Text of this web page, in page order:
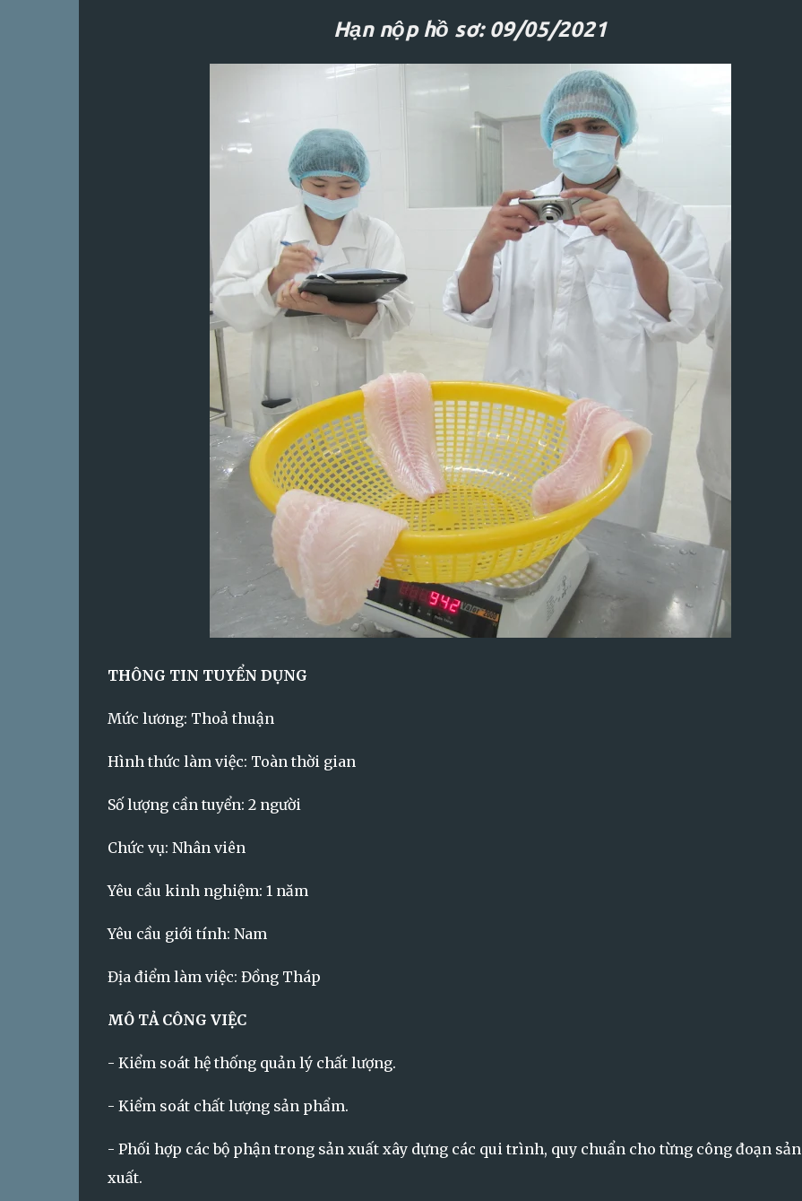
Hạn nộp hồ sơ: 09/05/2021
THÔNG TIN TUYỂN DỤNG
Mức lương: Thoả thuận
Hình thức làm việc: Toàn thời gian
Số lượng cần tuyển: 2 người
Chức vụ: Nhân viên
Yêu cầu kinh nghiệm: 1 năm
Yêu cầu giới tính: Nam
Địa điểm làm việc: Đồng Tháp
MÔ TẢ CÔNG VIỆC
- Kiểm soát hệ thống quản lý chất lượng.
- Kiểm soát chất lượng sản phẩm.
- Phối hợp các bộ phận trong sản xuất xây dựng các qui trình, quy chuẩn cho từng công đoạn sản
xuất.